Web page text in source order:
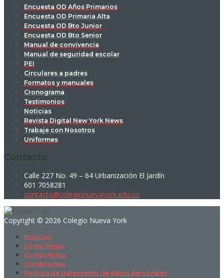
Encuesta OD Años Primarios
Encuesta OD Primaria Alta
Encuesta OD Bto Junior
Encuesta OD Bto Senior
Manual de convivencia
Manual de seguridad escolar
PEI
Circulares a padres
Formatos y manuales
Cronograma
Testimonios
Noticias
Revista Digital New York News
Trabaje con Nosotros
Uniformes
Contacto
Calle 227 No. 49 – 64 Urbanización El Jardín
601 7058281
contacto@colegionuevayork.edu.co
Copyright © 2026 Colegio Nueva York
Noticias
Cómo llegar
Contáctenos
Condiciones
Política de tratamiento de datos personales